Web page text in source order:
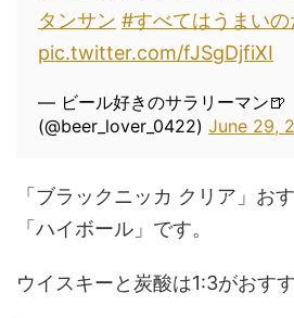
タンサン #すべてはうまいの
pic.twitter.com/fJSgDjfiXI
— ビール好きのサラリーマン🍺
(@beer_lover_0422) June 29,
「ブラックニッカ クリア」お
「ハイボール」です。
ウイスキーと炭酸は1:3がおすす